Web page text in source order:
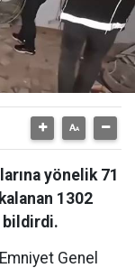
yönelik 71
1302
bildirdi.
Genel